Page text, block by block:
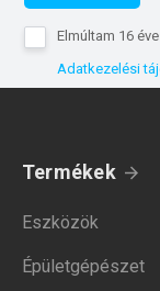
Elmúltam 16
Adatkezelési
Termékek
Eszközök
Épületgépészet